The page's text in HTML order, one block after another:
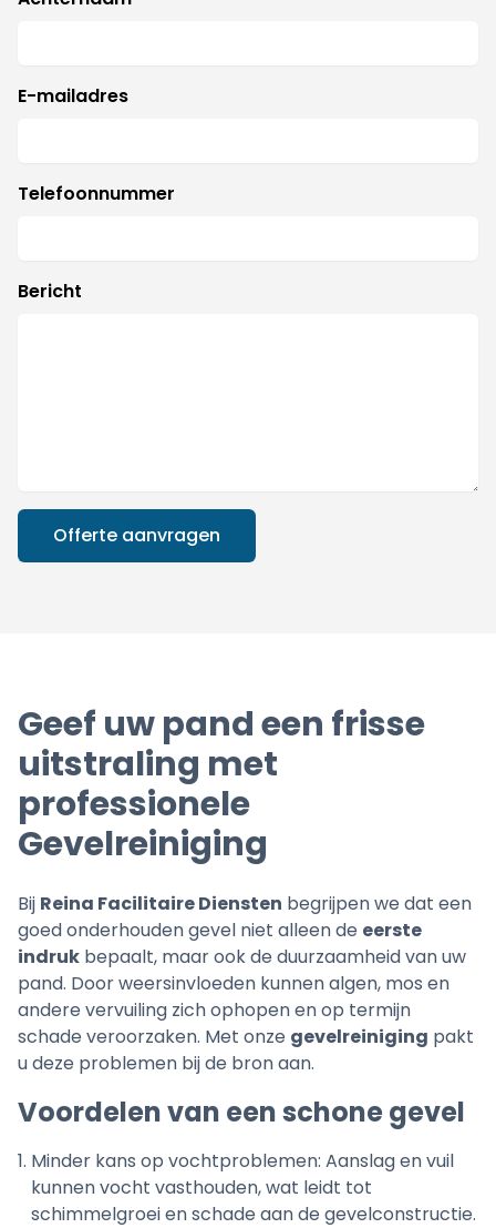
E-mailadres
Telefoonnummer
Bericht
Offerte aanvragen
Geef uw pand een frisse
uitstraling met
professionele
Gevelreiniging
Bij Reina Facilitaire Diensten begrijpen we dat een
goed onderhouden gevel niet alleen de eerste
indruk bepaalt, maar ook de duurzaamheid van uw
pand. Door weersinvloeden kunnen algen, mos en
andere vervuiling zich ophopen en op termijn
schade veroorzaken. Met onze gevelreiniging pakt
u deze problemen bij de bron aan.
Voordelen van een schone gevel
Minder kans op vochtproblemen: Aanslag en vuil
kunnen vocht vasthouden, wat leidt tot
schimmelgroei en schade aan de gevelconstructie.